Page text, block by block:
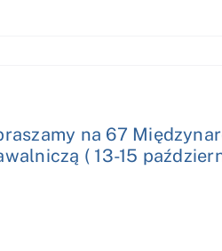
na 67
( 13-15